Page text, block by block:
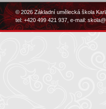
© 2026 Základní umělecká škola
tel: +420 499 421 937, e-mail: